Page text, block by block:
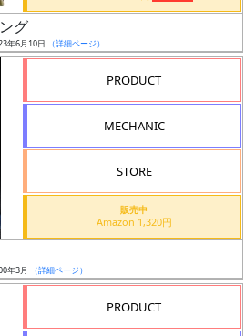
グ
年6月10日 （詳細ページ）
PRODUCT
MECHANIC
STORE
販売中
Amazon 1,320円
年3月 （詳細ページ）
PRODUCT